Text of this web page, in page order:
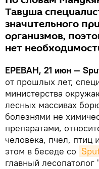
Тавуша
значительного
организмов,
нет
ЕРЕВАН, 21 июн —
от прошлых лет,
министерства
лесных массивах
болезнями не
препаратами,
человека, пчел,
этом в беседе со
главный